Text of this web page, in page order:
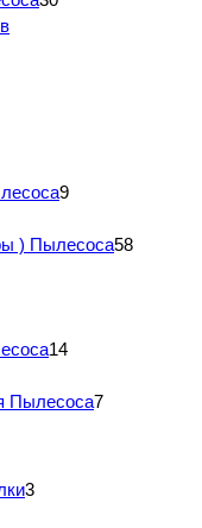
9
) Пылесоса58
14
Пылесоса7
3